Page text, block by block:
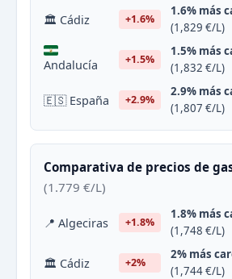
🏛 Cádiz +1.6%
1.6% más
(1,829 €/L)
Andalucía +1.5%
1.5% más
(1,832 €/L)
🇪🇸 España +2.9%
2.9% más
(1,807 €/L)
Comparativa de precios de
(1.779 €/L)
📍 Algeciras +1.8%
1.8% más
(1,748 €/L)
🏛 Cádiz +2%
2% más
(1,744 €/L)